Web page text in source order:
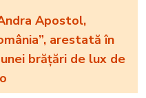
Apostol,
arestată în
brățări de lux de